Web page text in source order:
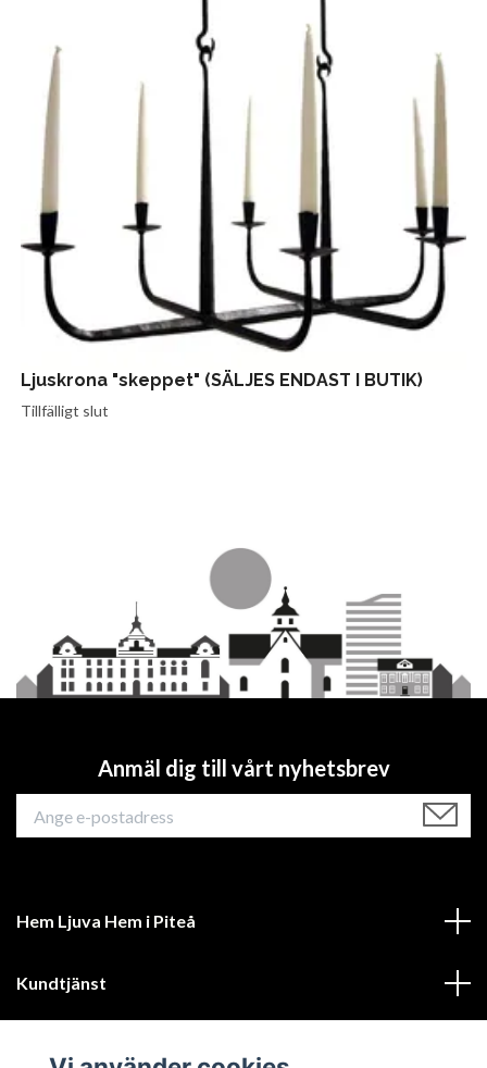
Ljuskrona "skeppet" (SÄLJES ENDAST I BUTIK)
Tillfälligt slut
Anmäl dig till vårt nyhetsbrev
Hem Ljuva Hem i Piteå
Kundtjänst